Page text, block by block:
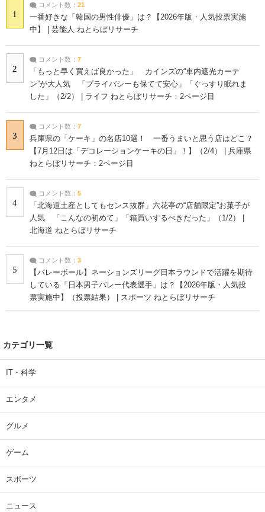
1
コメント数： 21
一番好きな「韓国の男性俳優」は？【2026年版・人気投票実施
中】 | 芸能人 ねとらぼリサーチ
2
コメント数： 7
「もっと早く買えば良かった」 カインズの“車内遮光カーテ
ン”が大人気 「プライバシーも保てて安心」「ぐっすり眠れま
した」（2/2） | ライフ ねとらぼリサーチ：2ページ目
3
コメント数： 7
兵庫県の「ケーキ」の名店10選！ 一番うまいと思う店はどこ？
【7月12日は「デコレーションケーキの日」！】（2/4） | 兵庫県
ねとらぼリサーチ：2ページ目
4
コメント数： 5
「北海道土産としてもセンス抜群」六花亭の“店舗限定”お菓子が
人気 「こんなの初めて」「箱買いするべきだった」（1/2） |
北海道 ねとらぼリサーチ
5
コメント数： 3
【バレーボール】ネーションズリーグ日本ラウンドで活躍を期待
している「日本男子バレー代表選手」は？【2026年版・人気投
票実施中】（投票結果） | スポーツ ねとらぼリサーチ
カテゴリ一覧
IT・科学
エンタメ
グルメ
ゲーム
スポーツ
ニュース